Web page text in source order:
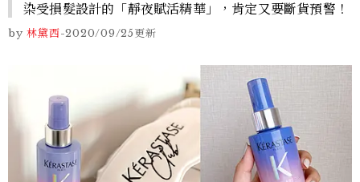
染受損髮設計的「靜夜賦活精華」，肯定又要斷貨預警！
by 林黛西-2020/09/25更新